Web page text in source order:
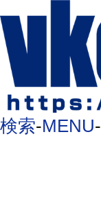
検索-MENU-